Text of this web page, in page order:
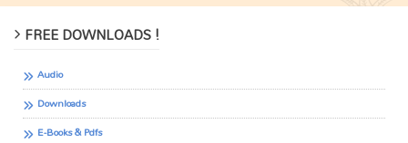
FREE DOWNLOADS !
Audio
Downloads
E-Books & Pdfs